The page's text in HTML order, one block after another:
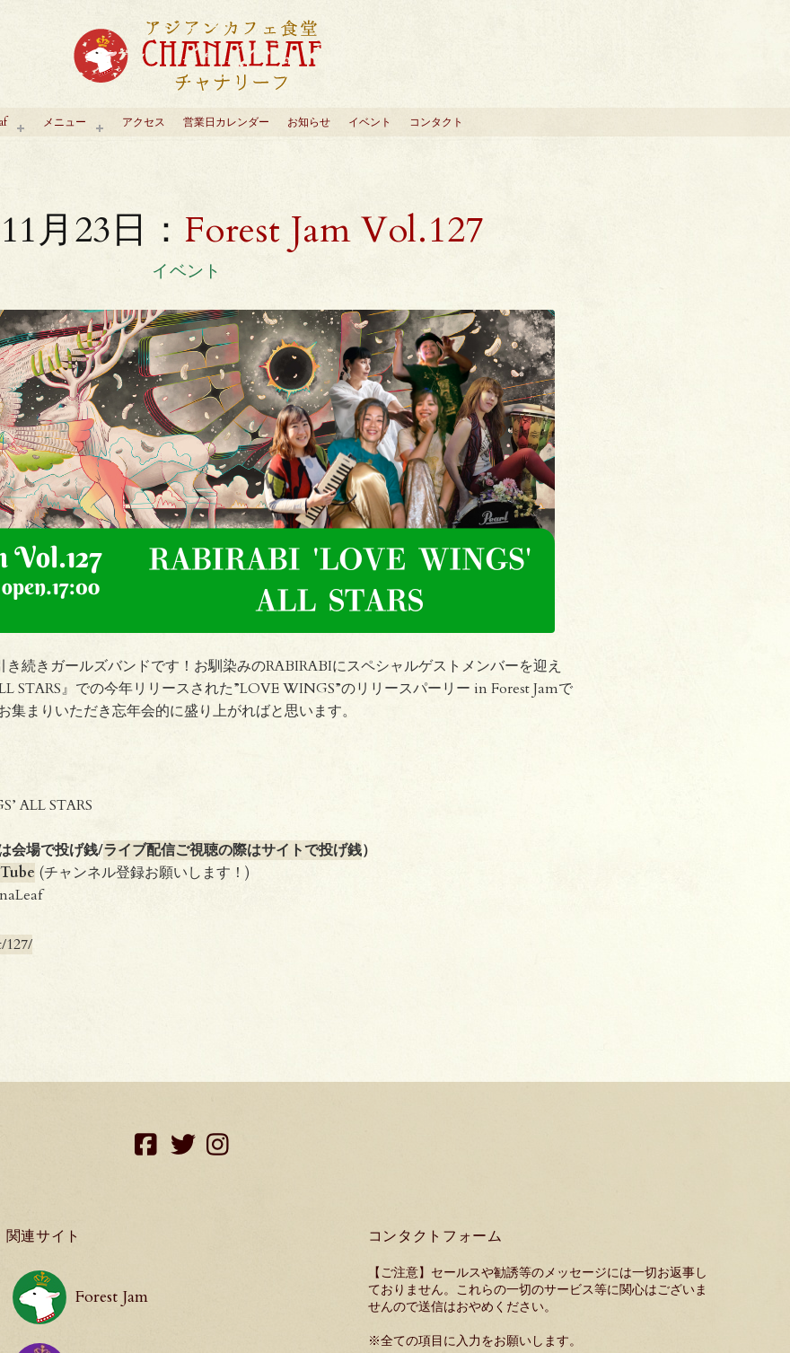
メニュー アクセス 営業日カレンダー お知らせ イベント コンタクト
月23日： Forest Jam Vol.127
イベント
き続きガールズバンドです！お馴染みのRABIRABIにスペシャルゲストメンバーを迎え
STARS』での今年リリースされた”LOVE WINGS”のリリースパーリー in Forest Jamで
まりいただき忘年会的に盛り上がればと思います。
ALL STARS
会場で投げ銭/ライブ配信ご視聴の際はサイトで投げ銭）
(チャンネル登録お願いします！)
127/
関連サイト
Forest Jam
コンタクトフォーム
【ご注意】セールスや勧誘等のメッセージには一切お返事し
ておりません。これらの一切のサービス等に関心はございま
せんので送信はおやめください。
※全ての項目に入力をお願いします。